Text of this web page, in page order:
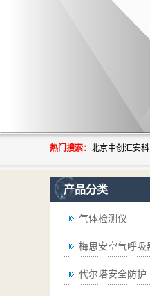
热门搜索：
产品分类
气体检测仪
梅思安空气呼吸
代尔塔安全防护